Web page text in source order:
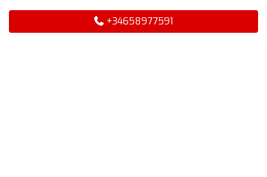
+34658977591